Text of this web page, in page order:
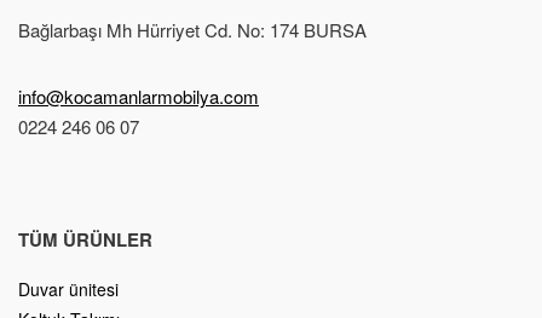
Bağlarbaşı Mh Hürriyet Cd. No: 174 BURSA
info@kocamanlarmobilya.com
0224 246 06 07
TÜM ÜRÜNLER
Duvar ünitesi